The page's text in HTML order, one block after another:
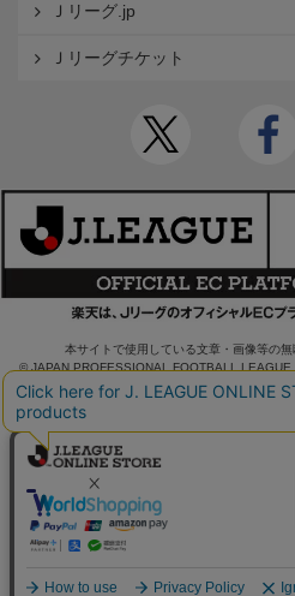
Ｊリーグ.jp
Ｊリーグチケット
本サイトで使用している文章・画像等の無
© JAPAN PROFESSIONAL FOOTBALL
SERVED.